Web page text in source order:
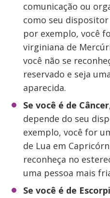
comunicação ou
como seu
por exemplo, você
virginiana de
você não se
reservado e seja
aparecida.
Se você é de Câncer
depende do seu
exemplo, você for
de Lua em
reconheça no
uma pessoa mais
Se você é de